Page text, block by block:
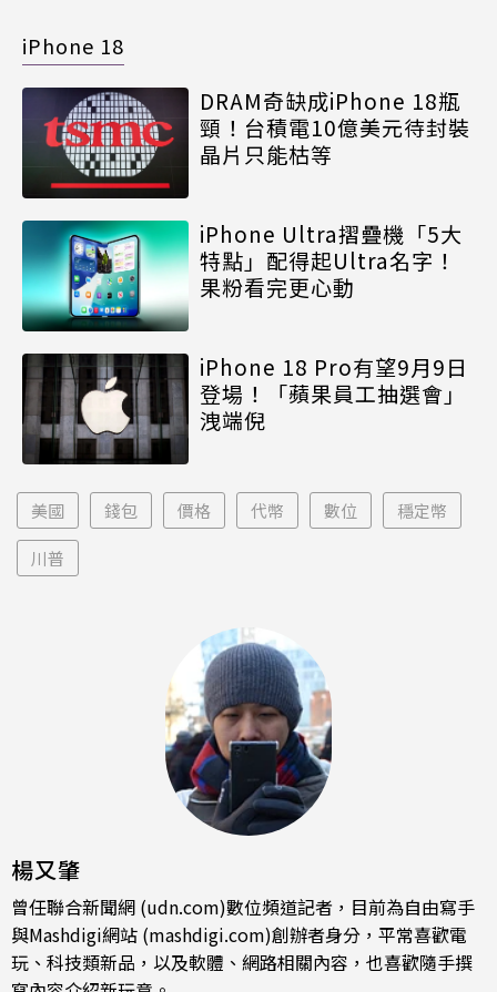
iPhone 18
DRAM奇缺成iPhone 18瓶
頸！台積電10億美元待封裝
晶片只能枯等
iPhone Ultra摺疊機「5大
特點」配得起Ultra名字！
果粉看完更心動
iPhone 18 Pro有望9月9日
登場！「蘋果員工抽選會」
洩端倪
美國 錢包 價格 代幣 數位 穩定幣
川普
楊又肇
曾任聯合新聞網 (udn.com)數位頻道記者，目前為自由寫手
與Mashdigi網站 (mashdigi.com)創辦者身分，平常喜歡電
玩、科技類新品，以及軟體、網路相關內容，也喜歡隨手撰